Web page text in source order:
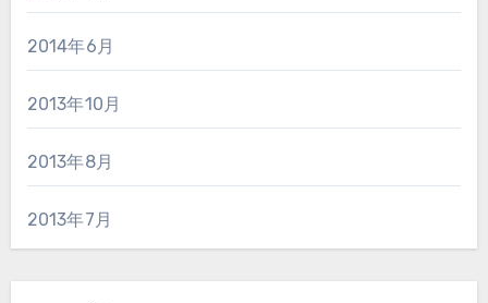
2014年6月
2013年10月
2013年8月
2013年7月